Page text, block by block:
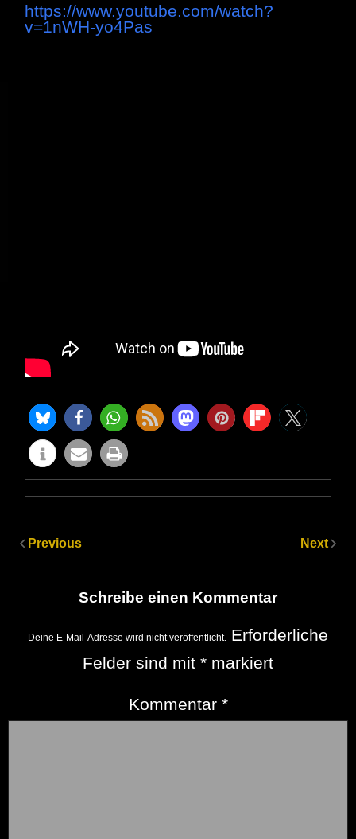
https://www.youtube.com/watch?
v=1nWH-yo4Pas
Previous Next
Schreibe einen Kommentar
Deine E-Mail-Adresse wird nicht veröffentlicht. Erforderliche
Felder sind mit * markiert
Kommentar *